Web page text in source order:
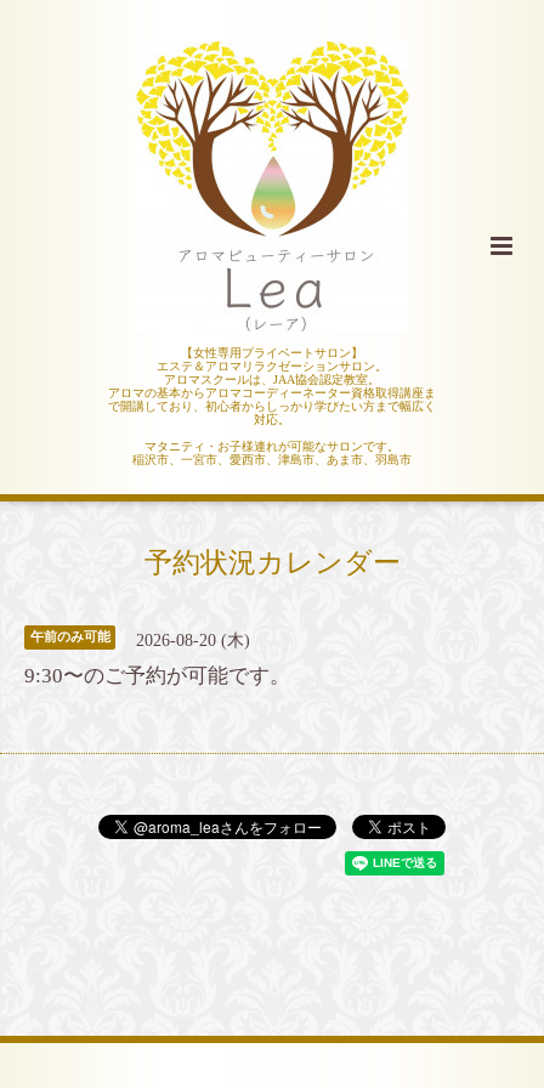
【女性専用プライベートサロン】
エステ＆アロマリラクゼーションサロン。
アロマスクールは、JAA協会認定教室。
アロマの基本からアロマコーディーネーター資格取得講座ま
で開講しており、初心者からしっかり学びたい方まで幅広く
対応。
マタニティ・お子様連れが可能なサロンです。
稲沢市、一宮市、愛西市、津島市、あま市、羽島市
予約状況カレンダー
午前のみ可能 2026-08-20 (木)
9:30〜のご予約が可能です。